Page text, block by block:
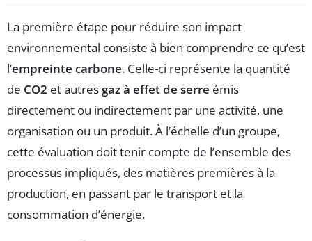
La première étape pour réduire son impact
environnemental consiste à bien comprendre ce qu’est
l’empreinte carbone. Celle-ci représente la quantité
de CO2 et autres gaz à effet de serre émis
directement ou indirectement par une activité, une
organisation ou un produit. À l’échelle d’un groupe,
cette évaluation doit tenir compte de l’ensemble des
processus impliqués, des matières premières à la
production, en passant par le transport et la
consommation d’énergie.